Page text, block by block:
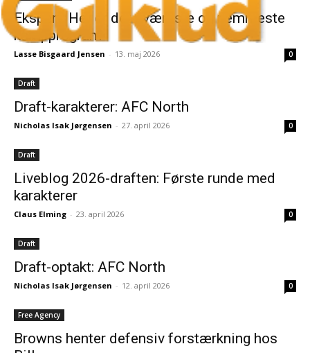
Ekspert: Her er det sværeste og nemmeste
kampprogram
Lasse Bisgaard Jensen - 13. maj 2026 0
Draft
Draft-karakterer: AFC North
Nicholas Isak Jørgensen - 27. april 2026 0
Draft
Liveblog 2026-draften: Første runde med
karakterer
Claus Elming - 23. april 2026 0
Draft
Draft-optakt: AFC North
Nicholas Isak Jørgensen - 12. april 2026 0
Free Agency
Browns henter defensiv forstærkning hos